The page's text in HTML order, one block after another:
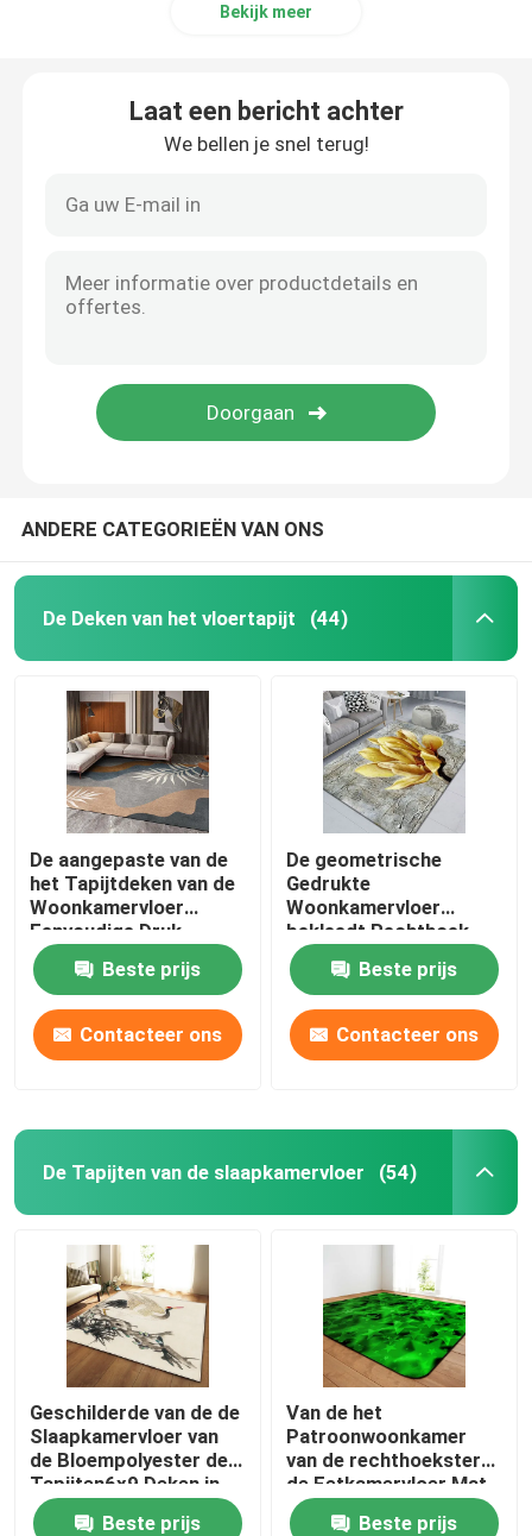
Bekijk meer
Laat een bericht achter
We bellen je snel terug!
ANDERE CATEGORIEËN VAN ONS
De Deken van het vloertapijt (44)
De aangepaste van de
het Tapijtdeken van de
Woonkamervloer
Eenvoudige Druk
Crystal Velvet Carpet
Beste prijs
Contacteer ons
De geometrische
Gedrukte
Woonkamervloer
bekleedt Rechthoek
Crystal Velvet Rug
Beste prijs
Contacteer ons
De Tapijten van de slaapkamervloer (54)
Geschilderde van de de
Slaapkamervloer van
de Bloempolyester de
Tapijten6x9 Deken in
het kader van Eettafel
Beste prijs
Van de het
Patroonwoonkamer
van de rechthoekster
de Eetkamervloer Mat
Machine Washable
Beste prijs